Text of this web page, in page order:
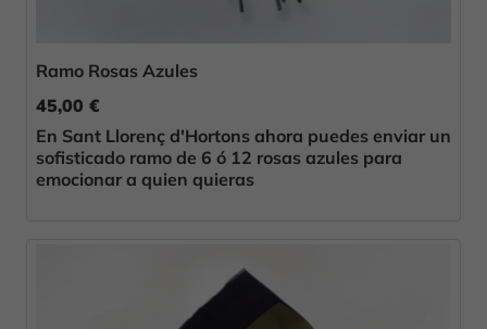
Ramo Rosas Azules
45,00 €
En Sant Llorenç d'Hortons ahora puedes enviar un
sofisticado ramo de 6 ó 12 rosas azules para
emocionar a quien quieras